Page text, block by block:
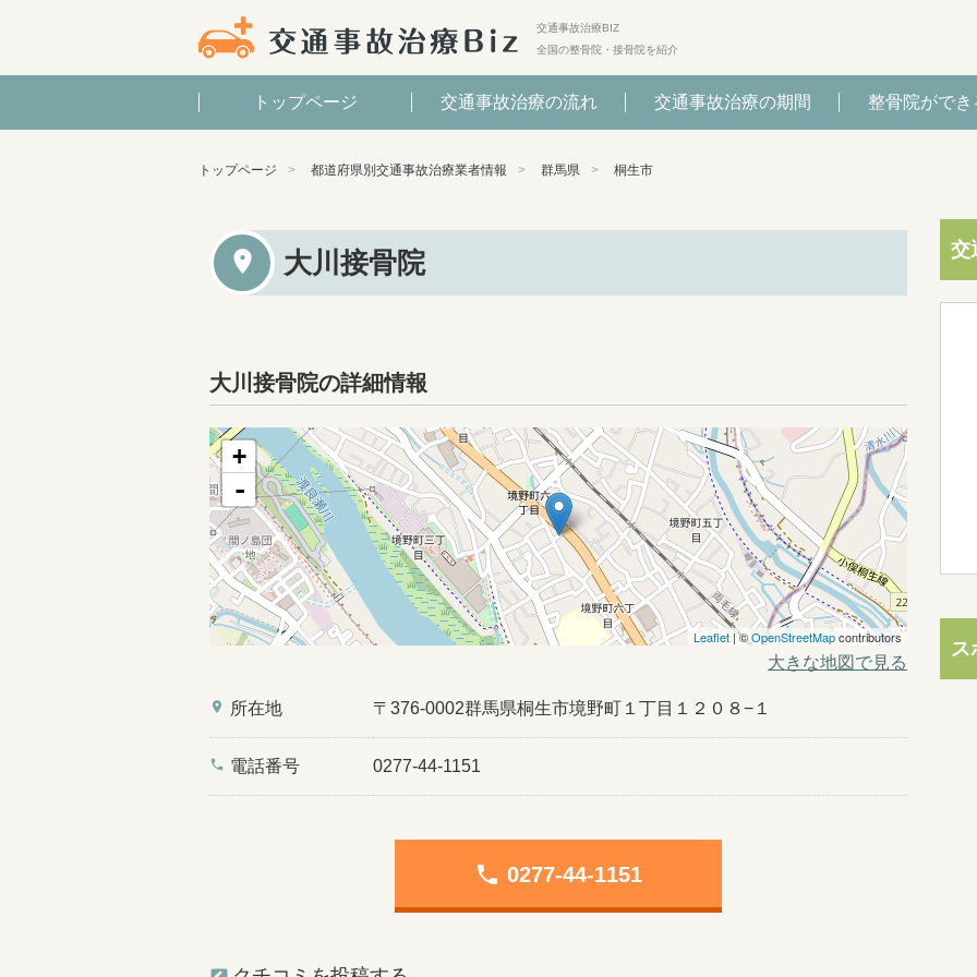
交通事故治療BIZ
全国の整骨院・接骨院を紹介
トップページ 交通事故治療の流れ 交通事故治療の期間 整骨院ができ
トップページ 都道府県別交通事故治療業者情報 群馬県 桐生市
大川接骨院
大川接骨院の詳細情報
+
-
Leaflet | ©OpenStreetMapcontributors
大きな地図で見る
place 所在地 〒376-0002群馬県桐生市境野町１丁目１２０８−１
phone 電話番号 0277-44-1151
phone 0277-44-1151
交
ス